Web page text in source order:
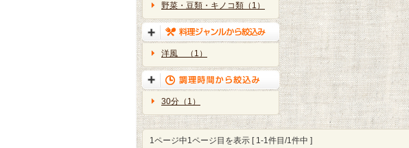
野菜・豆類・キノコ類（1）
洋風 （1）
30分（1）
1ページ中1ページ目を表示 [ 1-1件目/1件中 ]